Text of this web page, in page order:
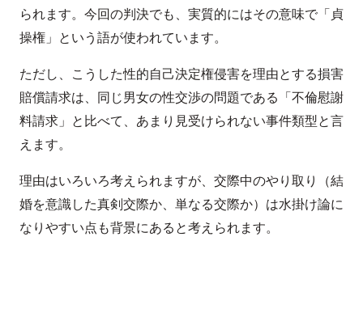
られます。今回の判決でも、実質的にはその意味で「貞
操権」という語が使われています。
ただし、こうした性的自己決定権侵害を理由とする損害
賠償請求は、同じ男女の性交渉の問題である「不倫慰謝
料請求」と比べて、あまり見受けられない事件類型と言
えます。
理由はいろいろ考えられますが、交際中のやり取り（結
婚を意識した真剣交際か、単なる交際か）は水掛け論に
なりやすい点も背景にあると考えられます。